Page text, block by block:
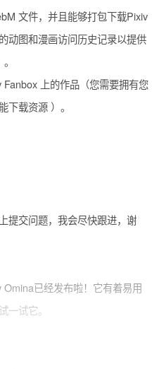
文件，并且能够打包下载Pixiv
动图和漫画访问历史记录以提供
上的作品（您需要拥有您
下载资源 ）。
提交问题，我会尽快跟进，谢
已经发布啦！它有着易用
一试它。